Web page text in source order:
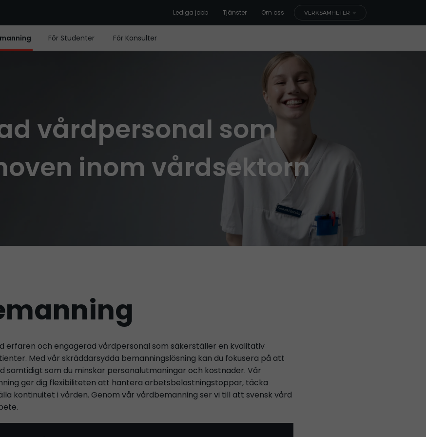
Lediga jobb Tjänster Om oss VERKSAMHETER
För Studenter För Konsulter
vårdpersonal som
inom vårdsektorn
erfaren och engagerad vårdpersonal som säkerställer en kvalitativ
Med vår skräddarsydda bemanningslösning kan du fokusera på att
samtidigt som du minskar personalutmaningar och kostnader. Vår
ger dig flexibiliteten att hantera arbetsbelastningstoppar, täcka
kontinuitet i vården. Genom vår vårdbemanning ser vi till att svensk vård